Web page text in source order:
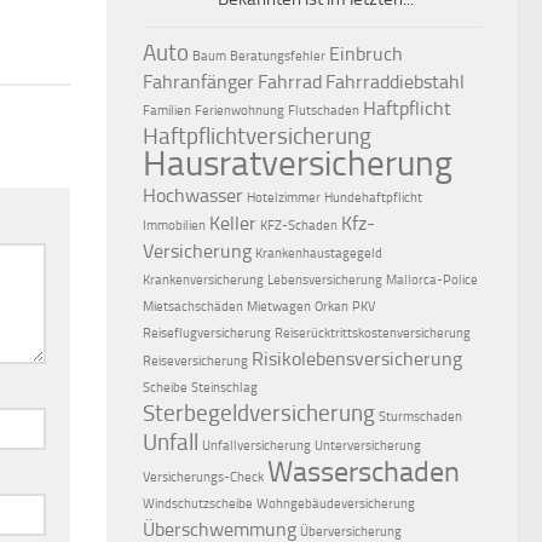
Auto Baum Beratungsfehler Einbruch
Fahranfänger Fahrrad Fahrraddiebstahl
Familien Ferienwohnung Flutschaden Haftpflicht
Haftpflichtversicherung
Hausratversicherung
Hochwasser Hotelzimmer Hundehaftpflicht
Immobilien Keller KFZ-Schaden Kfz-
Versicherung Krankenhaustagegeld
Krankenversicherung Lebensversicherung Mallorca-Police
Mietsachschäden Mietwagen Orkan PKV
Reiseflugversicherung Reiserücktrittskostenversicherung
Reiseversicherung Risikolebensversicherung
Scheibe Steinschlag
Sterbegeldversicherung Sturmschaden
Unfall Unfallversicherung Unterversicherung
Versicherungs-Check Wasserschaden
Windschutzscheibe Wohngebäudeversicherung
Überschwemmung Überversicherung